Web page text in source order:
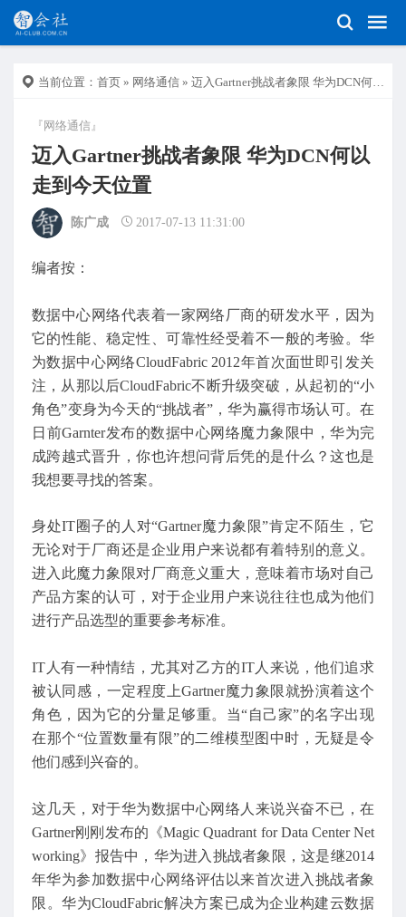
当前位置： 首页 » 网络通信 » 迈入Gartner挑战者象限 华为DCN何以走到今天位置
『网络通信』
迈入Gartner挑战者象限 华为DCN何以
走到今天位置
陈广成 2017-07-13 11:31:00
编者按：
数据中心网络代表着一家网络厂商的研发水平，因为
它的性能、稳定性、可靠性经受着不一般的考验。华
为数据中心网络CloudFabric 2012年首次面世即引发关
注，从那以后CloudFabric不断升级突破，从起初的“小
角色”变身为今天的“挑战者”，华为赢得市场认可。在
日前Garnter发布的数据中心网络魔力象限中，华为完
成跨越式晋升，你也许想问背后凭的是什么？这也是
我想要寻找的答案。
身处IT圈子的人对“Gartner魔力象限”肯定不陌生，它
无论对于厂商还是企业用户来说都有着特别的意义。
进入此魔力象限对厂商意义重大，意味着市场对自己
产品方案的认可，对于企业用户来说往往也成为他们
进行产品选型的重要参考标准。
IT人有一种情结，尤其对乙方的IT人来说，他们追求
被认同感，一定程度上Gartner魔力象限就扮演着这个
角色，因为它的分量足够重。当“自己家”的名字出现
在那个“位置数量有限”的二维模型图中时，无疑是令
他们感到兴奋的。
这几天，对于华为数据中心网络人来说兴奋不已，在
Gartner刚刚发布的《Magic Quadrant for Data Center Net
working》报告中，华为进入挑战者象限，这是继2014
年华为参加数据中心网络评估以来首次进入挑战者象
限。华为CloudFabric解决方案已成为企业构建云数据